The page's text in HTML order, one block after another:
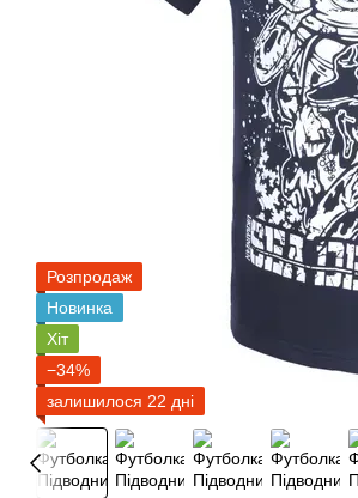
Розпродаж
Новинка
Хіт
−34%
залишилося 22 дні